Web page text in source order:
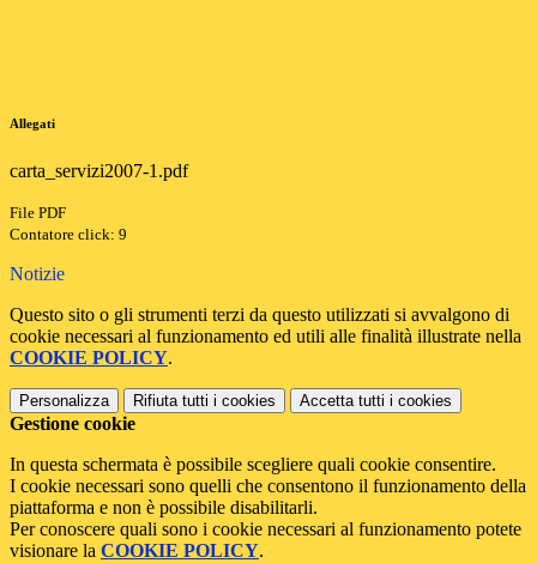
Allegati
carta_servizi2007-1.pdf
File PDF
Contatore click: 9
Notizie
Questo sito o gli strumenti terzi da questo utilizzati si avvalgono di
cookie necessari al funzionamento ed utili alle finalità illustrate nella
COOKIE POLICY.
Personalizza Rifiuta tutti i cookies Accetta tutti i cookies
Gestione cookie
In questa schermata è possibile scegliere quali cookie consentire.
I cookie necessari sono quelli che consentono il funzionamento della
piattaforma e non è possibile disabilitarli.
Per conoscere quali sono i cookie necessari al funzionamento potete
visionare la COOKIE POLICY.